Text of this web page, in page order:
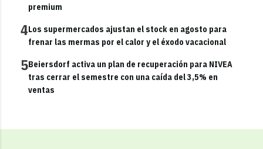
premium
4Los supermercados ajustan el stock en agosto para
frenar las mermas por el calor y el éxodo vacacional
5Beiersdorf activa un plan de recuperación para NIVEA
tras cerrar el semestre con una caída del 3,5% en
ventas